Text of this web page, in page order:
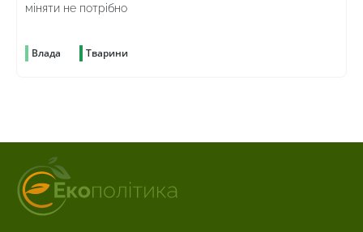
міняти не потрібно
Влада Тварини